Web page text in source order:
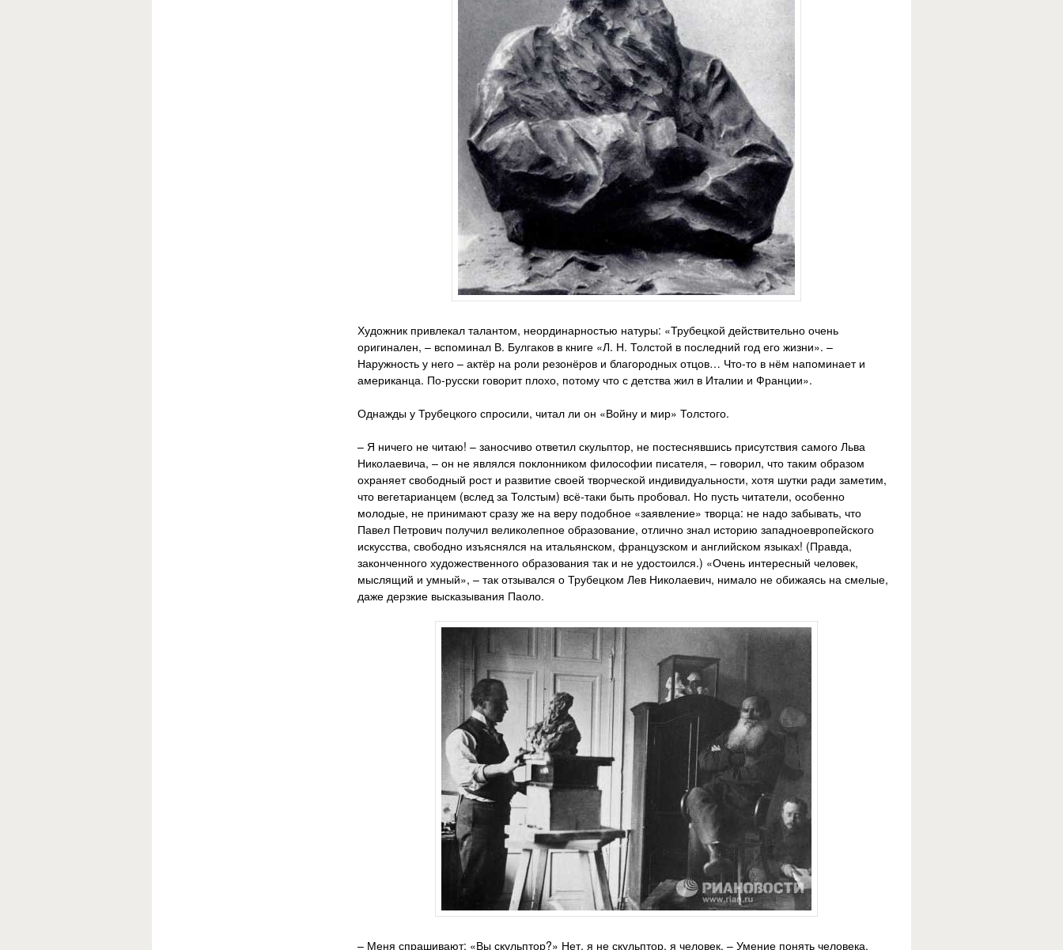
Художник привлекал талантом, неординарностью натуры: «Трубецкой действительно очень
оригинален, – вспоминал В. Булгаков в книге «Л. Н. Толстой в последний год его жизни». –
Наружность у него – актёр на роли резонёров и благородных отцов… Что-то в нём напоминает и
американца. По-русски говорит плохо, потому что с детства жил в Италии и Франции».
Однажды у Трубецкого спросили, читал ли он «Войну и мир» Толстого.
– Я ничего не читаю! – заносчиво ответил скульптор, не постеснявшись присутствия самого Льва
Николаевича, – он не являлся поклонником философии писателя, – говорил, что таким образом
охраняет свободный рост и развитие своей творческой индивидуальности, хотя шутки ради заметим,
что вегетарианцем (вслед за Толстым) всё-таки быть пробовал. Но пусть читатели, особенно
молодые, не принимают сразу же на веру подобное «заявление» творца: не надо забывать, что
Павел Петрович получил великолепное образование, отлично знал историю западноевропейского
искусства, свободно изъяснялся на итальянском, французском и английском языках! (Правда,
законченного художественного образования так и не удостоился.) «Очень интересный человек,
мыслящий и умный», – так отзывался о Трубецком Лев Николаевич, нимало не обижаясь на смелые,
даже дерзкие высказывания Паоло.
– Меня спрашивают: «Вы скульптор?» Нет, я не скульптор, я человек. – Умение понять человека,